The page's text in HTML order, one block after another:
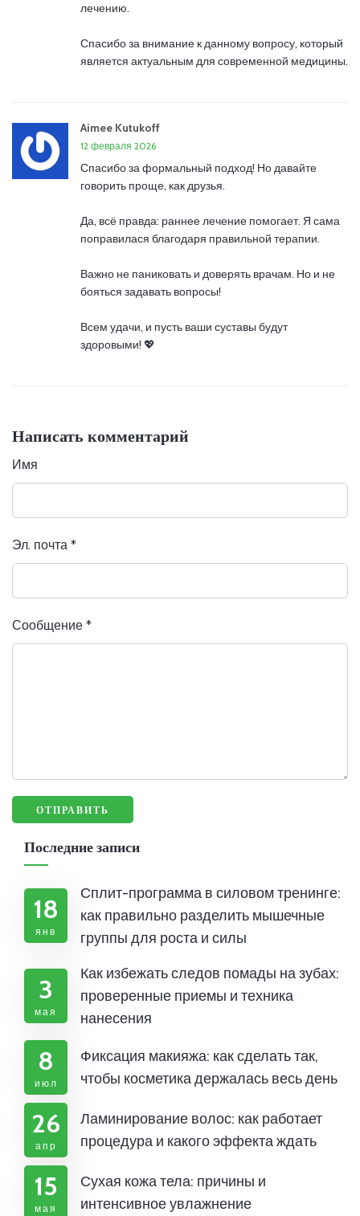
лечению.
Спасибо за внимание к данному вопросу, который
является актуальным для современной медицины.
Aimee Kutukoff
12 февраля 2026
Спасибо за формальный подход! Но давайте
говорить проще, как друзья.
Да, всё правда: раннее лечение помогает. Я сама
поправилася благодаря правильной терапии.
Важно не паниковать и доверять врачам. Но и не
бояться задавать вопросы!
Всем удачи, и пусть ваши суставы будут
здоровыми! 💖
Написать комментарий
Имя
Эл. почта *
Сообщение *
Последние записи
18
янв
Сплит-программа в силовом тренинге:
как правильно разделить мышечные
группы для роста и силы
3
мая
Как избежать следов помады на зубах:
проверенные приемы и техника
нанесения
8
июл
Фиксация макияжа: как сделать так,
чтобы косметика держалась весь день
26
апр
Ламинирование волос: как работает
процедура и какого эффекта ждать
15
мая
Сухая кожа тела: причины и
интенсивное увлажнение